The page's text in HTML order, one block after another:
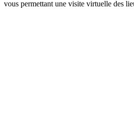
vous permettant une visite virtuelle des